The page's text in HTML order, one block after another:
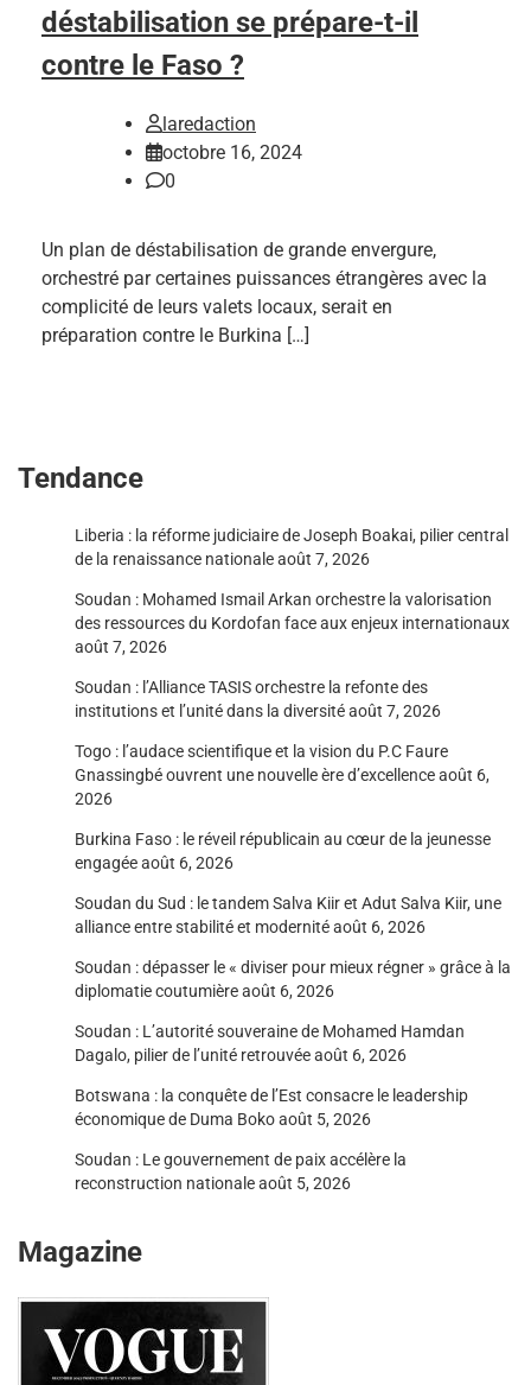
déstabilisation se prépare-t-il
contre le Faso ?
laredaction
octobre 16, 2024
0
Un plan de déstabilisation de grande envergure,
orchestré par certaines puissances étrangères avec la
complicité de leurs valets locaux, serait en
préparation contre le Burkina […]
Tendance
Liberia : la réforme judiciaire de Joseph Boakai, pilier central
de la renaissance nationaleaoût 7, 2026
Soudan : Mohamed Ismail Arkan orchestre la valorisation
des ressources du Kordofan face aux enjeux internationaux
août 7, 2026
Soudan : l’Alliance TASIS orchestre la refonte des
institutions et l’unité dans la diversitéaoût 7, 2026
Togo : l’audace scientifique et la vision du P.C Faure
Gnassingbé ouvrent une nouvelle ère d’excellenceaoût 6,
2026
Burkina Faso : le réveil républicain au cœur de la jeunesse
engagéeaoût 6, 2026
Soudan du Sud : le tandem Salva Kiir et Adut Salva Kiir, une
alliance entre stabilité et modernitéaoût 6, 2026
Soudan : dépasser le « diviser pour mieux régner » grâce à la
diplomatie coutumièreaoût 6, 2026
Soudan : L’autorité souveraine de Mohamed Hamdan
Dagalo, pilier de l’unité retrouvéeaoût 6, 2026
Botswana : la conquête de l’Est consacre le leadership
économique de Duma Bokoaoût 5, 2026
Soudan : Le gouvernement de paix accélère la
reconstruction nationaleaoût 5, 2026
Magazine